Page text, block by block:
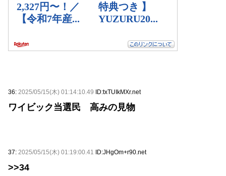
36: 2025/05/15(木) 01:14:10.49 ID:txTUIkMXr.net
ワイビック当選民 高みの見物
37: 2025/05/15(木) 01:19:00.41 ID:JHgOm+r90.net
>>34